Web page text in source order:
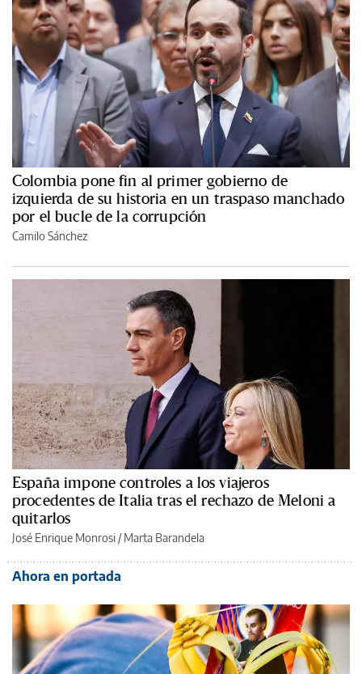
Colombia pone fin al primer gobierno de
izquierda de su historia en un traspaso manchado
por el bucle de la corrupción
Camilo Sánchez
España impone controles a los viajeros
procedentes de Italia tras el rechazo de Meloni a
quitarlos
José Enrique Monrosi / Marta Barandela
Ahora en portada